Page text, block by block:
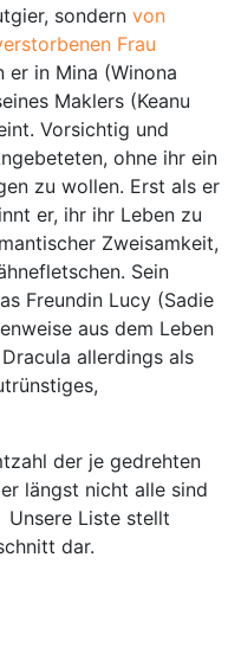
sondern von
Frau
er in Mina (Winona
Maklers (Keanu
Vorsichtig und
ohne ihr ein
zu wollen. Erst als er
er, ihr ihr Leben zu
Zweisamkeit,
Sein
Freundin Lucy (Sadie
aus dem Leben
allerdings als
der je gedrehten
längst nicht alle sind
Liste stellt
dar.